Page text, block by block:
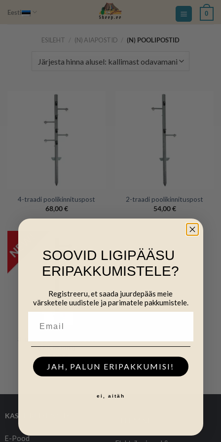
Eesti 0
ESILEHT / (N) AIAPOSTID / (N) POOLIPOSTID
4-traadi poolikinnituspost
68,00€
2-traadi poolikinnituspost
54,00€
3-traadi poolikinnituspost
(Uus mudel!)
63,00€
KASULIKUD LINGID:
E-Pood
SOOVID LIGIPÄÄSU
ERIPAKKUMISTELE?
Registreeru, et saada juurdepääs meie
värsketele uudistele ja parimatele pakkumistele.
JAH, PALUN ERIPAKKUMISI!
ei, aitäh